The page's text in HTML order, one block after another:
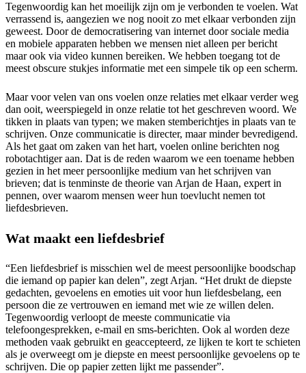
Tegenwoordig kan het moeilijk zijn om je verbonden te voelen. Wat
verrassend is, aangezien we nog nooit zo met elkaar verbonden zijn
geweest. Door de democratisering van internet door sociale media
en mobiele apparaten hebben we mensen niet alleen per bericht
maar ook via video kunnen bereiken. We hebben toegang tot de
meest obscure stukjes informatie met een simpele tik op een scherm.
Maar voor velen van ons voelen onze relaties met elkaar verder weg
dan ooit, weerspiegeld in onze relatie tot het geschreven woord. We
tikken in plaats van typen; we maken stemberichtjes in plaats van te
schrijven. Onze communicatie is directer, maar minder bevredigend.
Als het gaat om zaken van het hart, voelen online berichten nog
robotachtiger aan. Dat is de reden waarom we een toename hebben
gezien in het meer persoonlijke medium van het schrijven van
brieven; dat is tenminste de theorie van Arjan de Haan, expert in
pennen, over waarom mensen weer hun toevlucht nemen tot
liefdesbrieven.
Wat maakt een liefdesbrief
“Een liefdesbrief is misschien wel de meest persoonlijke boodschap
die iemand op papier kan delen”, zegt Arjan. “Het drukt de diepste
gedachten, gevoelens en emoties uit voor hun liefdesbelang, een
persoon die ze vertrouwen en iemand met wie ze willen delen.
Tegenwoordig verloopt de meeste communicatie via
telefoongesprekken, e-mail en sms-berichten. Ook al worden deze
methoden vaak gebruikt en geaccepteerd, ze lijken te kort te schieten
als je overweegt om je diepste en meest persoonlijke gevoelens op te
schrijven. Die op papier zetten lijkt me passender”.